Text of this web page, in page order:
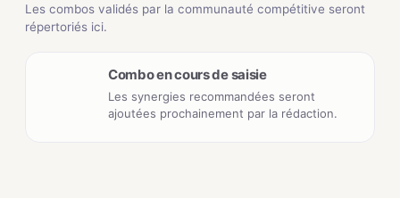
Les combos validés par la communauté compétitive seront
répertoriés ici.
Combo en cours de saisie
Les synergies recommandées seront
ajoutées prochainement par la rédaction.